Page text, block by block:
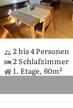
2 bis 4 Personen
2 Schlafzimmer
1. Etage, 60m²